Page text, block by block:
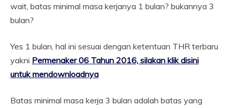
wait, batas minimal masa kerjanya 1 bulan? bukannya 3
bulan?
Yes 1 bulan, hal ini sesuai dengan ketentuan THR terbaru
yakni Permenaker 06 Tahun 2016, silakan klik disini
untuk mendownloadnya
Batas minimal masa kerja 3 bulan adalah batas yang